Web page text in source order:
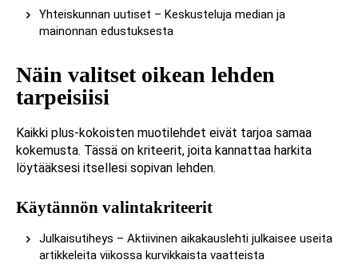
Yhteiskunnan uutiset – Keskusteluja median ja
mainonnan edustuksesta
Näin valitset oikean lehden
tarpeisiisi
Kaikki plus-kokoisten muotilehdet eivät tarjoa samaa
kokemusta. Tässä on kriteerit, joita kannattaa harkita
löytääksesi itsellesi sopivan lehden.
Käytännön valintakriteerit
Julkaisutiheys – Aktiivinen aikakauslehti julkaisee useita
artikkeleita viikossa kurvikkaista vaatteista